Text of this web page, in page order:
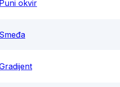
Puni okvir
Smeđa